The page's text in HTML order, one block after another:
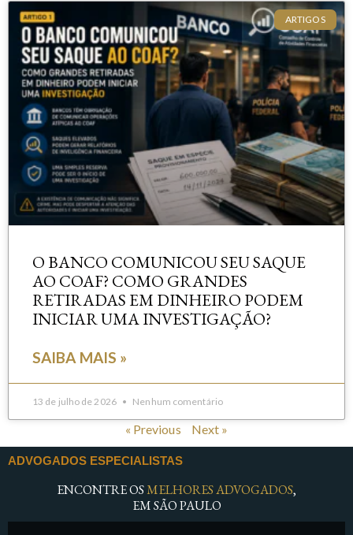
ARTIGOS
O BANCO COMUNICOU SEU SAQUE
AO COAF? COMO GRANDES
RETIRADAS EM DINHEIRO PODEM
INICIAR UMA INVESTIGAÇÃO?
SAIBA MAIS »
13 de julho de 2026 Nenhum comentário
« Previous Next »
ADVOGADOS ESPECIALISTAS
ENCONTRE OSMELHORES ADVOGADOS,
EM SÃO PAULO